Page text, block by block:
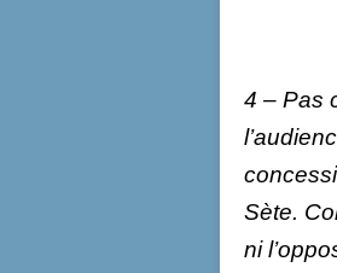
4 – Pas
Sète.
ni